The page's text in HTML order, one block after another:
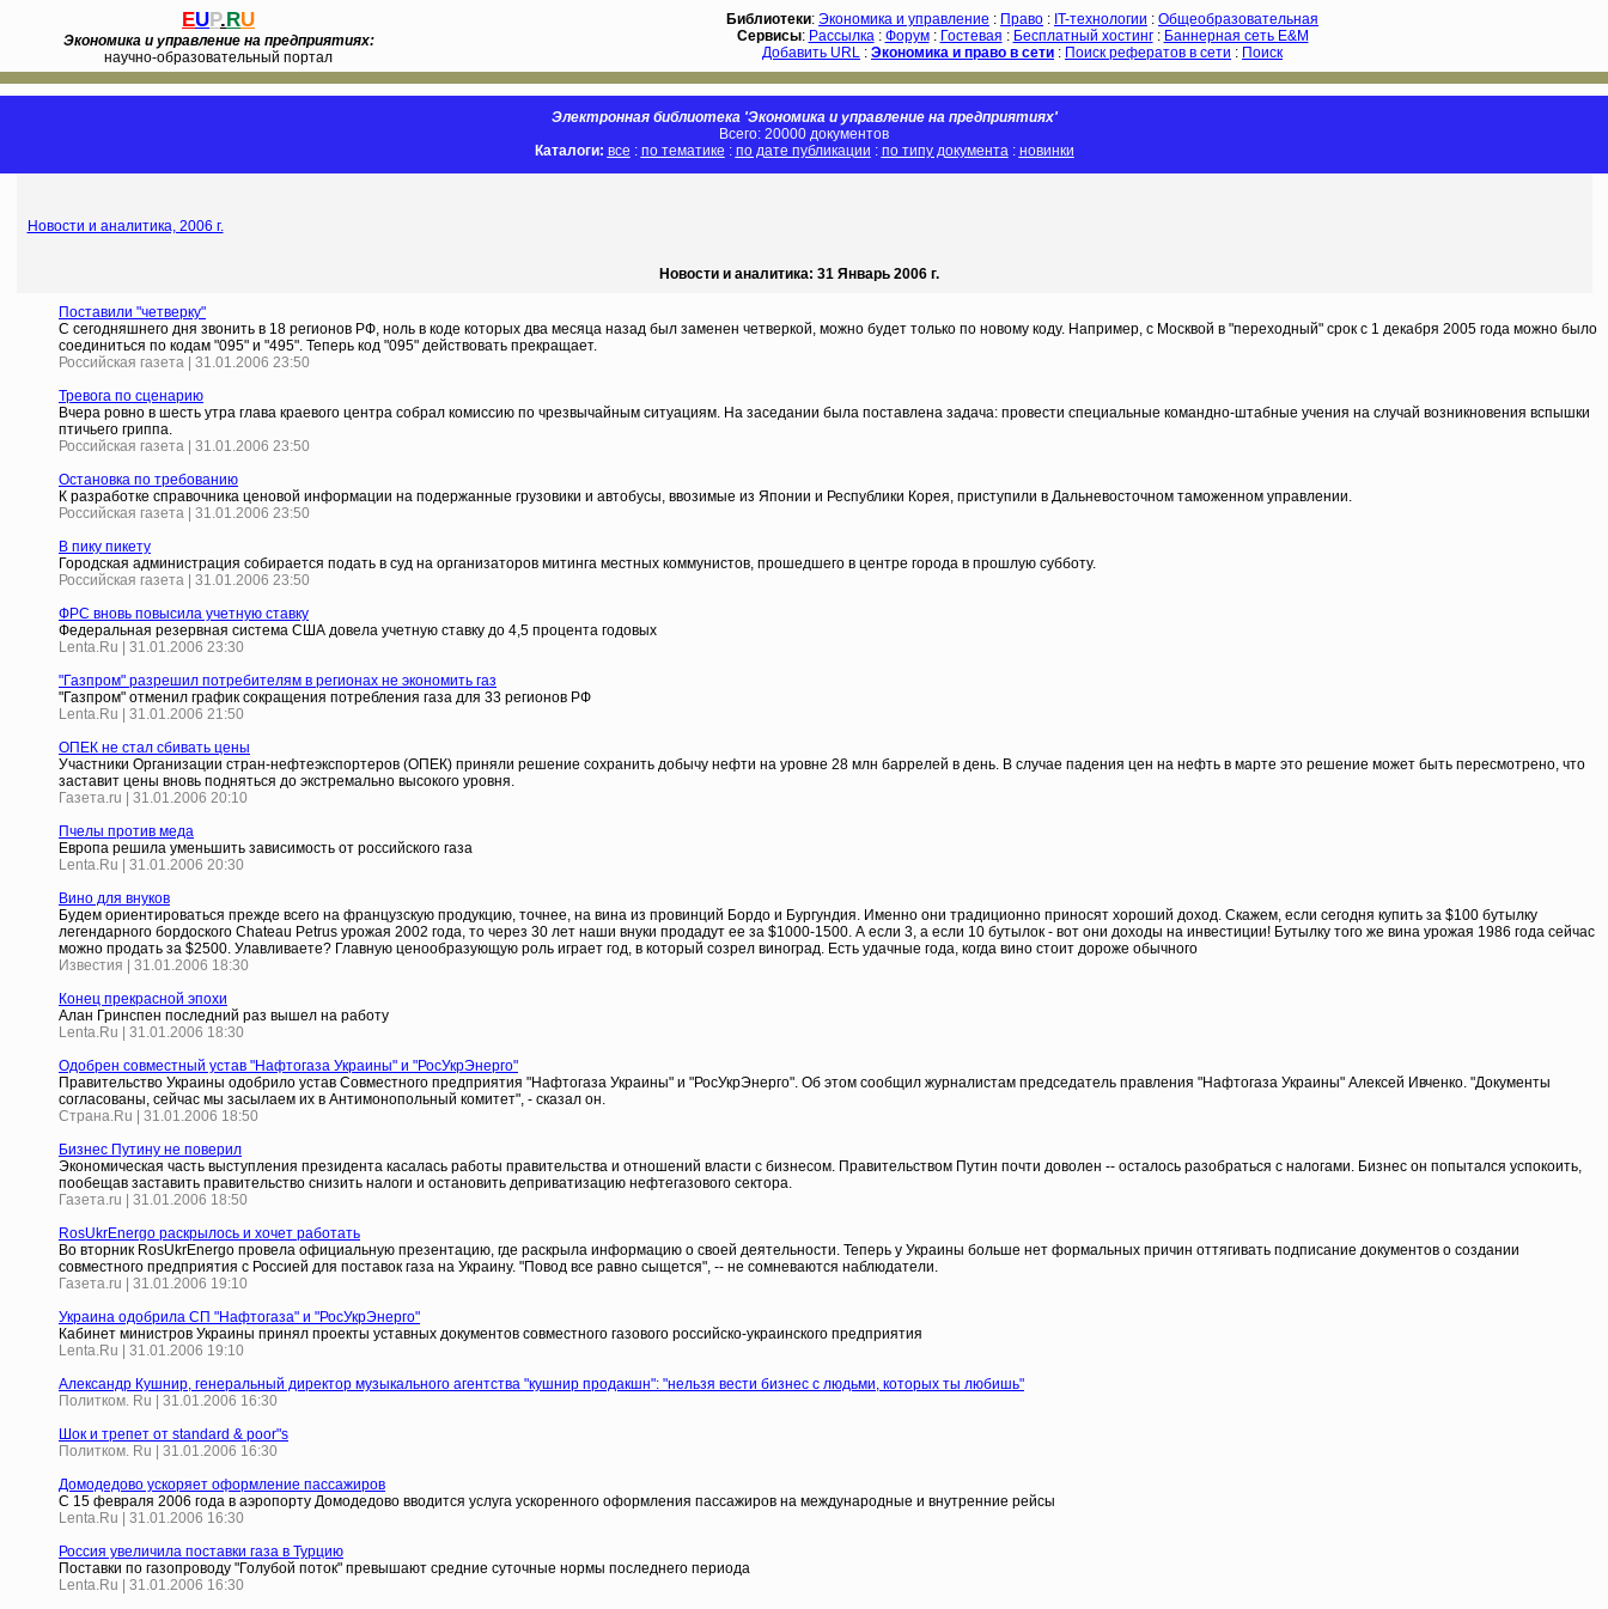
EUP.RU
Экономика и управление на предприятиях:
научно-образовательный портал
Библиотеки: Экономика и управление : Право : IT-технологии : Общеобразовательная
Сервисы: Рассылка: Форум: Гостевая : Бесплатный хостинг: Баннерная сеть E&M
Добавить URL : Экономика и право в сети : Поиск рефератов в сети : Поиск
Электронная библиотека 'Экономика и управление на предприятиях'
Всего: 20000 документов
Каталоги: все : по тематике : по дате публикации : по типу документа: новинки
Новости и аналитика, 2006 г.
Новости и аналитика: 31 Январь 2006 г.
Поставили "четверку"
С сегодняшнего дня звонить в 18 регионов РФ, ноль в коде которых два месяца назад был заменен четверкой, можно будет только по новому коду. Например, с Москвой в "переходный" срок с 1 декабря 2005 года можно было
соединиться по кодам "095" и "495". Теперь код "095" действовать прекращает.
Российская газета | 31.01.2006 23:50
Тревога по сценарию
Вчера ровно в шесть утра глава краевого центра собрал комиссию по чрезвычайным ситуациям. На заседании была поставлена задача: провести специальные командно-штабные учения на случай возникновения вспышки
птичьего гриппа.
Российская газета | 31.01.2006 23:50
Остановка по требованию
К разработке справочника ценовой информации на подержанные грузовики и автобусы, ввозимые из Японии и Республики Корея, приступили в Дальневосточном таможенном управлении.
Российская газета | 31.01.2006 23:50
В пику пикету
Городская администрация собирается подать в суд на организаторов митинга местных коммунистов, прошедшего в центре города в прошлую субботу.
Российская газета | 31.01.2006 23:50
ФРС вновь повысила учетную ставку
Федеральная резервная система США довела учетную ставку до 4,5 процента годовых
Lenta.Ru | 31.01.2006 23:30
"Газпром" разрешил потребителям в регионах не экономить газ
"Газпром" отменил график сокращения потребления газа для 33 регионов РФ
Lenta.Ru | 31.01.2006 21:50
ОПЕК не стал сбивать цены
Участники Организации стран-нефтеэкспортеров (ОПЕК) приняли решение сохранить добычу нефти на уровне 28 млн баррелей в день. В случае падения цен на нефть в марте это решение может быть пересмотрено, что
заставит цены вновь подняться до экстремально высокого уровня.
Газета.ru | 31.01.2006 20:10
Пчелы против меда
Европа решила уменьшить зависимость от российского газа
Lenta.Ru | 31.01.2006 20:30
Вино для внуков
Будем ориентироваться прежде всего на французскую продукцию, точнее, на вина из провинций Бордо и Бургундия. Именно они традиционно приносят хороший доход. Скажем, если сегодня купить за $100 бутылку
легендарного бордоского Chateau Petrus урожая 2002 года, то через 30 лет наши внуки продадут ее за $1000-1500. А если 3, а если 10 бутылок - вот они доходы на инвестиции! Бутылку того же вина урожая 1986 года сейчас
можно продать за $2500. Улавливаете? Главную ценообразующую роль играет год, в который созрел виноград. Есть удачные года, когда вино стоит дороже обычного
Известия | 31.01.2006 18:30
Конец прекрасной эпохи
Алан Гринспен последний раз вышел на работу
Lenta.Ru | 31.01.2006 18:30
Одобрен совместный устав "Нафтогаза Украины" и "РосУкрЭнерго"
Правительство Украины одобрило устав Совместного предприятия "Нафтогаза Украины" и "РосУкрЭнерго". Об этом сообщил журналистам председатель правления "Нафтогаза Украины" Алексей Ивченко. "Документы
согласованы, сейчас мы засылаем их в Антимонопольный комитет", - сказал он.
Страна.Ru | 31.01.2006 18:50
Бизнес Путину не поверил
Экономическая часть выступления президента касалась работы правительства и отношений власти с бизнесом. Правительством Путин почти доволен -- осталось разобраться с налогами. Бизнес он попытался успокоить,
пообещав заставить правительство снизить налоги и остановить деприватизацию нефтегазового сектора.
Газета.ru | 31.01.2006 18:50
RosUkrEnergo раскрылось и хочет работать
Во вторник RosUkrEnergo провела официальную презентацию, где раскрыла информацию о своей деятельности. Теперь у Украины больше нет формальных причин оттягивать подписание документов о создании
совместного предприятия с Россией для поставок газа на Украину. "Повод все равно сыщется", -- не сомневаются наблюдатели.
Газета.ru | 31.01.2006 19:10
Украина одобрила СП "Нафтогаза" и "РосУкрЭнерго"
Кабинет министров Украины принял проекты уставных документов совместного газового российско-украинского предприятия
Lenta.Ru | 31.01.2006 19:10
Александр Кушнир, генеральный директор музыкального агентства "кушнир продакшн": "нельзя вести бизнес с людьми, которых ты любишь"
Политком. Ru | 31.01.2006 16:30
Шок и трепет от standard & poor"s
Политком. Ru | 31.01.2006 16:30
Домодедово ускоряет оформление пассажиров
С 15 февраля 2006 года в аэропорту Домодедово вводится услуга ускоренного оформления пассажиров на международные и внутренние рейсы
Lenta.Ru | 31.01.2006 16:30
Россия увеличила поставки газа в Турцию
Поставки по газопроводу "Голубой поток" превышают средние суточные нормы последнего периода
Lenta.Ru | 31.01.2006 16:30